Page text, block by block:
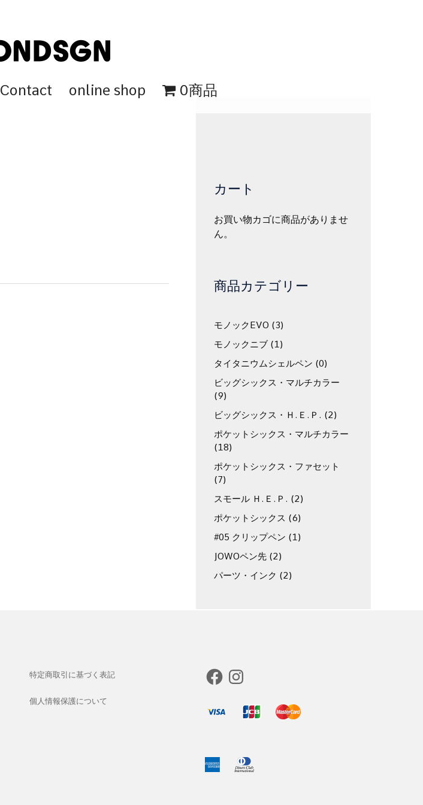
Contact online shop 0商品
カート
お買い物カゴに商品がありませ
ん。
商品カテゴリー
モノックEVO (3)
モノックニブ (1)
タイタニウムシェルペン (0)
ビッグシックス・マルチカラー
(9)
ビッグシックス・Ｈ.Ｅ.Ｐ. (2)
ポケットシックス・マルチカラー
(18)
ポケットシックス・ファセット
(7)
スモール Ｈ.Ｅ.Ｐ. (2)
ポケットシックス (6)
#05 クリップペン (1)
JOWOペン先 (2)
パーツ・インク (2)
特定商取引に基づく表記
個人情報保護について
FacebookInstagram